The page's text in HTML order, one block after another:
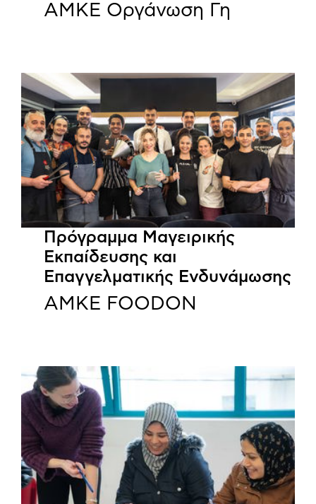
ΑΜΚΕ Οργάνωση Γη
Πρόγραμμα Μαγειρικής
Εκπαίδευσης και
Επαγγελματικής Ενδυνάμωσης
ΑΜΚΕ FOODON